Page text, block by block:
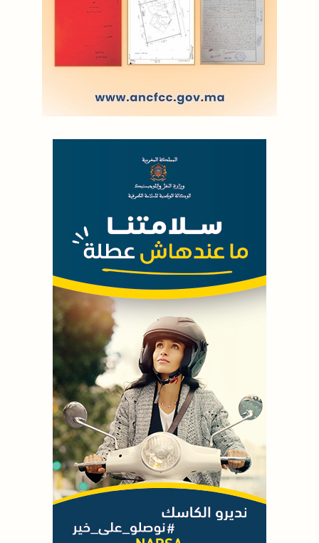
WEB RADIO R212
Copyright © 2022 Groupe de presse Arrissala
Ce site utilise Google Analytics. En continuant à naviguer, vous nous
autorisez à déposer un cookie à des fins de mesure d'audience
Plan du site| Syndication